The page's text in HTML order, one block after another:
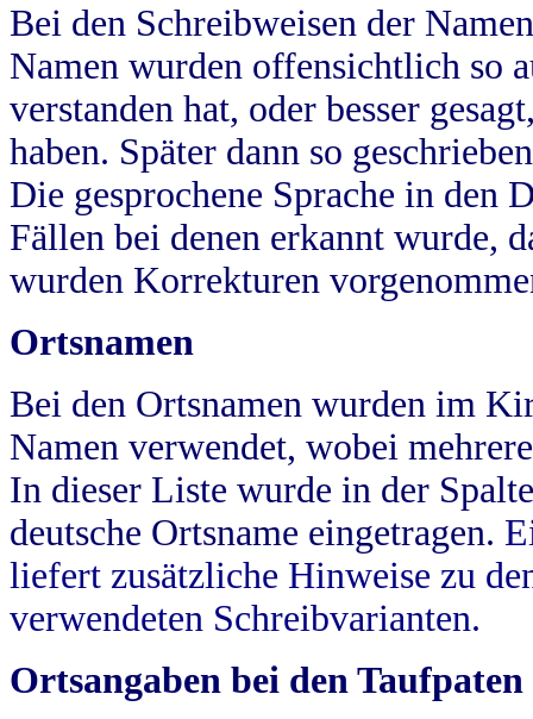
Bei den Schreibweisen der
Namen wurden offensichtlich so
verstanden hat, oder besser
haben. Später dann so
Die gesprochene Sprache in
Fällen bei denen erkannt wurde,
wurden Korrekturen
Ortsnamen
Bei den Ortsnamen wurden im
Namen verwendet, wobei
In dieser Liste wurde in der
deutsche Ortsname eingetragen.
liefert zusätzliche Hinweise zu
verwendeten Schreibvarianten.
Ortsangaben bei den Taufpaten